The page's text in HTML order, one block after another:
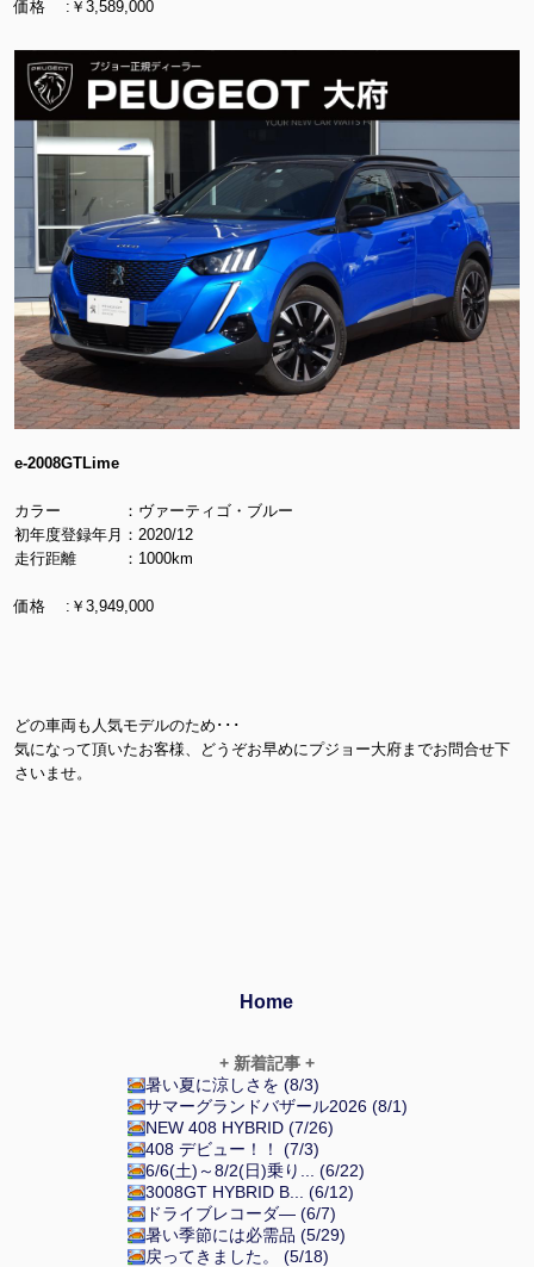
+ 新着記事 +
暑い夏に涼しさを (8/3)
サマーグランドバザール2026 (8/1)
NEW 408 HYBRID (7/26)
408 デビュー！！ (7/3)
6/6(土)～8/2(日)乗り... (6/22)
3008GT HYBRID B... (6/12)
ドライブレコーダ― (6/7)
暑い季節には必需品 (5/29)
戻ってきました。 (5/18)
価格 :￥3,589,000
e-2008GTLime
カラー ：ヴァーティゴ・ブルー
初年度登録年月：2020/12
走行距離 ：1000km
価格 :￥3,949,000
どの車両も人気モデルのため･･･
気になって頂いたお客様、どうぞお早めにプジョー大府までお問合せ下
さいませ。
Home